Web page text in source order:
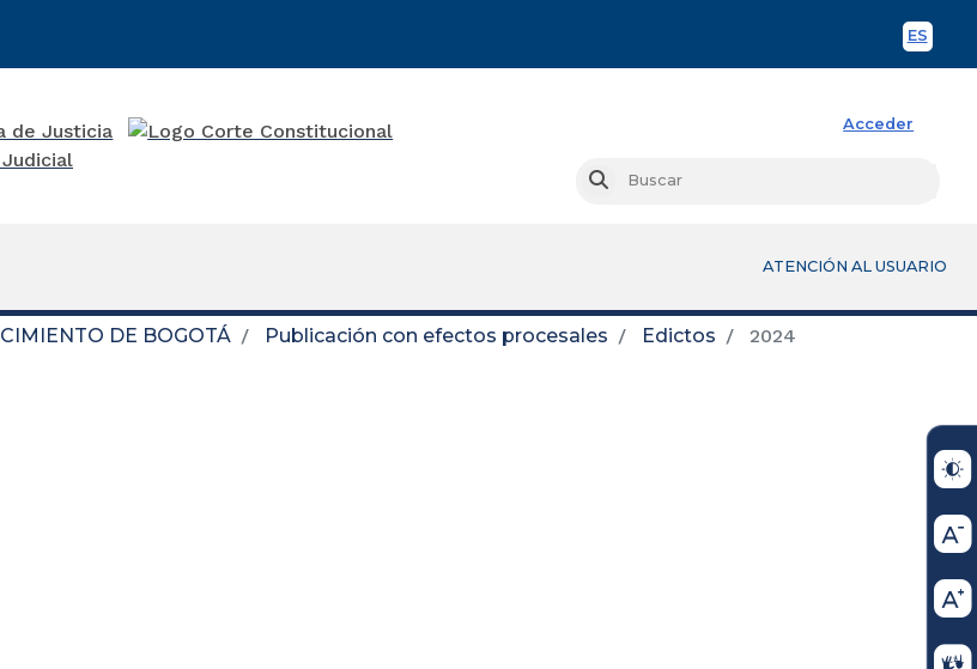
ES
Acceder
Buscar
ATENCIÓN AL USUARIO
DE BOGOTÁ Publicación con efectos procesales Edictos 2024